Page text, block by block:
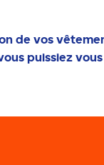
de vos
puissiez